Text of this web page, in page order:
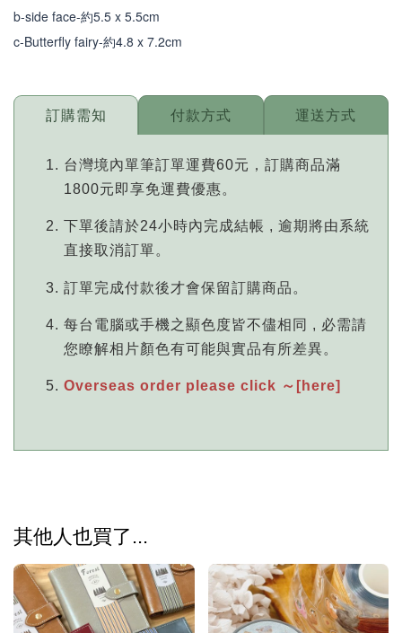
b-side face-約5.5 x 5.5cm
c-Butterfly fairy-約4.8 x 7.2cm
訂購需知
台灣境內單筆訂單運費60元，訂購商品滿
1800元即享免運費優惠。
下單後請於24小時內完成結帳 , 逾期將由系統
直接取消訂單。
訂單完成付款後才會保留訂購商品。
每台電腦或手機之顯色度皆不儘相同 , 必需請
您瞭解相片顏色有可能與實品有所差異。
Overseas order please click ～[here]
付款方式 運送方式
其他人也買了...